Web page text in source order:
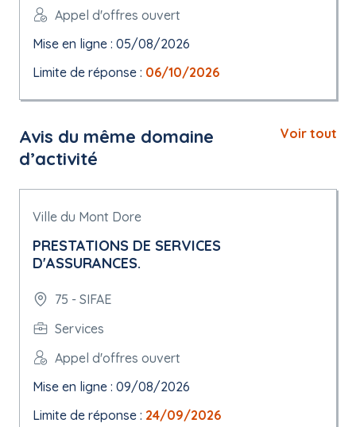
Appel d'offres ouvert
Mise en ligne : 05/08/2026
Limite de réponse : 06/10/2026
Avis du même domaine
d’activité
Voir tout
Ville du Mont Dore
PRESTATIONS DE SERVICES
D'ASSURANCES.
75 - SIFAE
Services
Appel d'offres ouvert
Mise en ligne : 09/08/2026
Limite de réponse : 24/09/2026